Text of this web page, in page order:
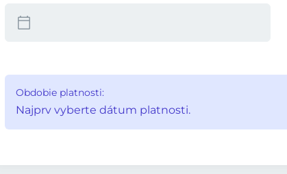
Obdobie platnosti:
Najprv vyberte dátum platnosti.